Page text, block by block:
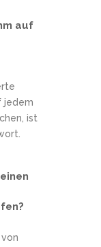
auf
jedem
ist